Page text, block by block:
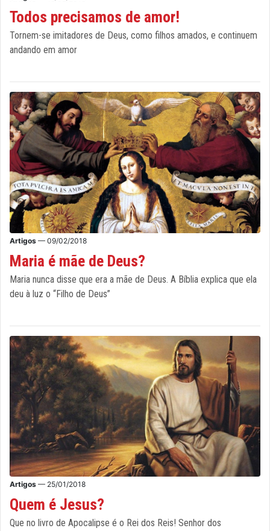
Todos precisamos de amor!
Tornem-se imitadores de Deus, como filhos amados, e continuem
andando em amor
Artigos — 09/02/2018
Maria é mãe de Deus?
Maria nunca disse que era a mãe de Deus. A Bíblia explica que ela
deu à luz o “Filho de Deus”
Artigos — 25/01/2018
Quem é Jesus?
Que no livro de Apocalipse é o Rei dos Reis! Senhor dos